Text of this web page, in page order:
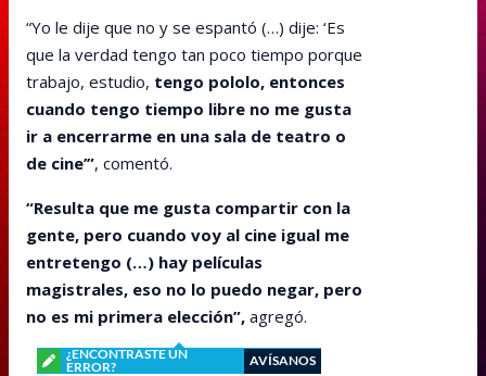
“Yo le dije que no y se espantó (…) dije: ‘Es
que la verdad tengo tan poco tiempo porque
trabajo, estudio, tengo pololo, entonces
cuando tengo tiempo libre no me gusta
ir a encerrarme en una sala de teatro o
de cine’”, comentó.
“Resulta que me gusta compartir con la
gente, pero cuando voy al cine igual me
entretengo (…) hay películas
magistrales, eso no lo puedo negar, pero
no es mi primera elección”, agregó.
¿ENCONTRASTE UN
ERROR?
AVÍSANOS